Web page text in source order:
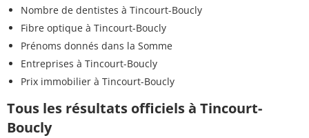
Nombre de dentistes à Tincourt-Boucly
Fibre optique à Tincourt-Boucly
Prénoms donnés dans la Somme
Entreprises à Tincourt-Boucly
Prix immobilier à Tincourt-Boucly
Tous les résultats officiels à Tincourt-
Boucly